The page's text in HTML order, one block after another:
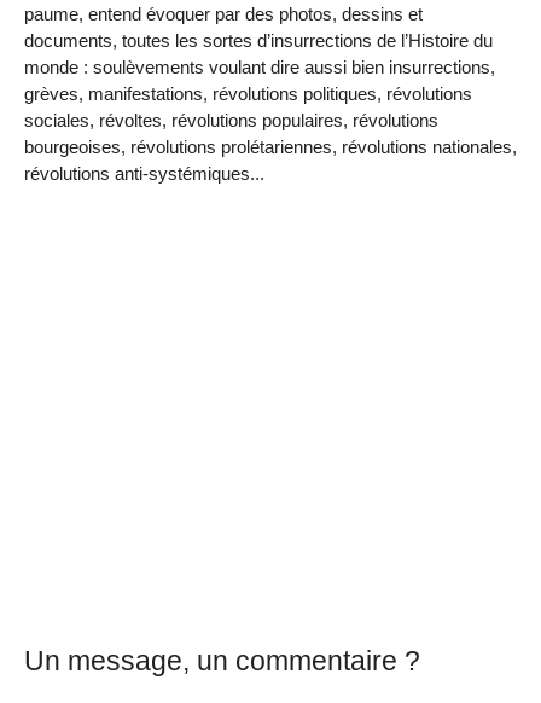
paume, entend évoquer par des photos, dessins et
documents, toutes les sortes d’insurrections de l’Histoire du
monde : soulèvements voulant dire aussi bien insurrections,
grèves, manifestations, révolutions politiques, révolutions
sociales, révoltes, révolutions populaires, révolutions
bourgeoises, révolutions prolétariennes, révolutions nationales,
révolutions anti-systémiques...
Un message, un commentaire ?